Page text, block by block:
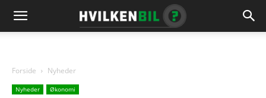
Forside Nyheder
Nyheder Økonomi